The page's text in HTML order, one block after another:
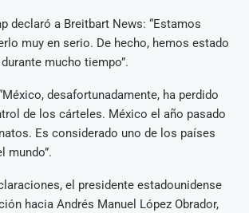
declaró a Breitbart News: “Estamos
muy en serio. De hecho, hemos estado
mucho tiempo”.
desafortunadamente, ha perdido
de los cárteles. México el año pasado
Es considerado uno de los países
mundo”.
el presidente estadounidense
hacia Andrés Manuel López Obrador,